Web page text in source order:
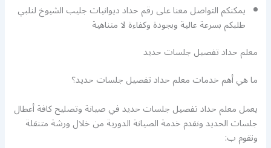
يمكنكم التواصل معنا على رقم حداد ديوانيات جليب الشيوخ لنلبي
طلبكم بسرعة عالية وبجودة وكفاءة لا متناهية
معلم حداد تفصيل جلسات حديد
ما هي أهم خدمات معلم حداد تفصيل جلسات حديد؟
يعمل معلم حداد تفصيل جلسات حديد في صيانة وتصليح كافة أعطال
جلسات الحديد ونقدم خدمة الصيانة الدورية من خلال ورشة متنقلة
ونقوم ب: